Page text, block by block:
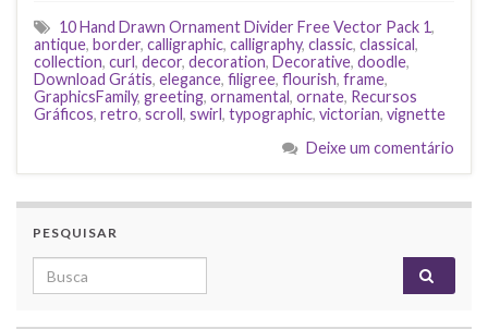
10 Hand Drawn Ornament Divider Free Vector Pack 1,
antique, border, calligraphic, calligraphy, classic, classical,
collection, curl, decor, decoration, Decorative, doodle,
Download Grátis, elegance, filigree, flourish, frame,
GraphicsFamily, greeting, ornamental, ornate, Recursos
Gráficos, retro, scroll, swirl, typographic, victorian, vignette
Deixe um comentário
PESQUISAR
Search for: